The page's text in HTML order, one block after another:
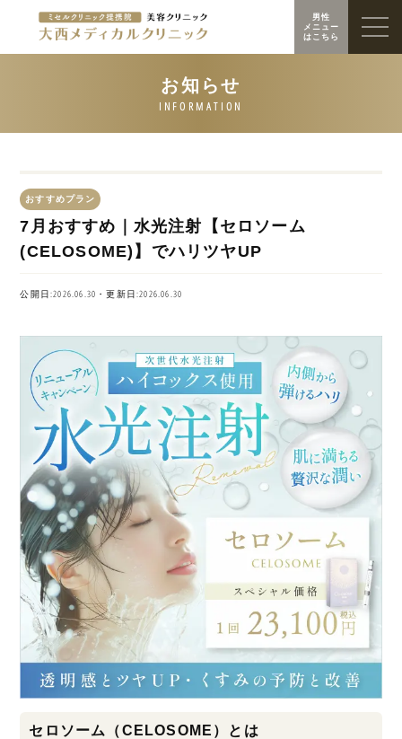
男性
メニュー
はこちら
おすすめプラン
7月おすすめ｜水光注射【セロソーム
(CELOSOME)】でハリツヤUP
公開日:2026.06.30・更新日:2026.06.30
セロソーム（CELOSOME）とは